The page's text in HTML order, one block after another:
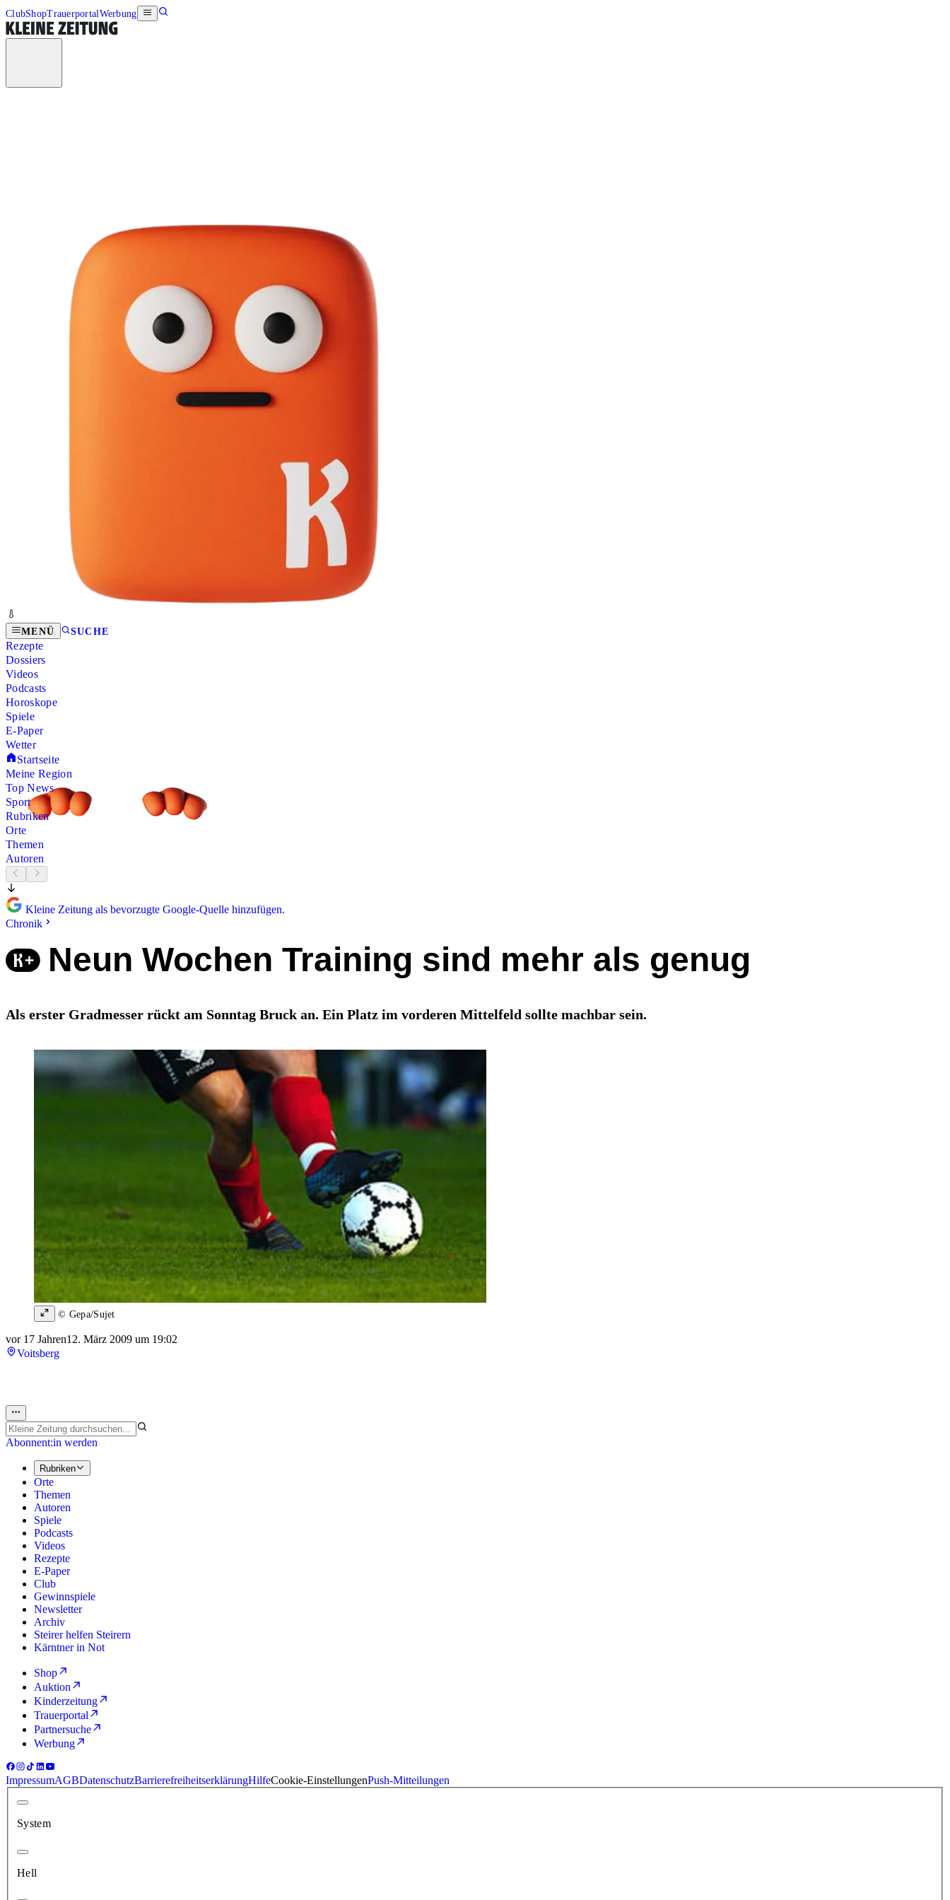
ClubShopTrauerportalWerbung
MENÜ SUCHE
Rezepte
Dossiers
Videos
Podcasts
Horoskope
Spiele
E-Paper
Wetter
Startseite
Meine Region
Top News
Sport
Rubriken
Orte
Themen
Autoren
Kleine Zeitung als bevorzugte Google-Quelle hinzufügen.
Chronik
Neun Wochen Training sind mehr als genug
Als erster Gradmesser rückt am Sonntag Bruck an. Ein Platz im vorderen Mittelfeld sollte machbar sein.
© Gepa/Sujet
vor 17 Jahren12. März 2009 um 19:02
Voitsberg
Abonnent:in werden
Rubriken
Orte
Themen
Autoren
Spiele
Podcasts
Videos
Rezepte
E-Paper
Club
Gewinnspiele
Newsletter
Archiv
Steirer helfen Steirern
Kärntner in Not
Shop
Auktion
Kinderzeitung
Trauerportal
Partnersuche
Werbung
ImpressumAGBDatenschutzBarrierefreiheitserklärungHilfeCookie-EinstellungenPush-Mitteilungen
System
Hell